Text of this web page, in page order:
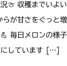
🍈 収穫までいよ
らが甘さをぐっと
毎日メロンの様子
しています […]